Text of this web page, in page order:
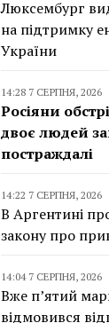
Люксембург
на підтримку
України
14:28 7 СЕРПНЯ, 2026
Росіяни
двоє людей
постраждалі
14:22 7 СЕРПНЯ, 2026
В Аргентині
закону про
14:04 7 СЕРПНЯ, 2026
Вже п’ятий
відмовився